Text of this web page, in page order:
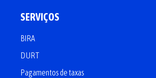
SERVIÇOS
BIRA
DURT
Pagamentos de taxas